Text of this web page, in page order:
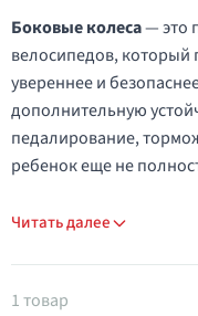
Боковые колеса— это
велосипедов, который
увереннее и
дополнительную
педалирование,
ребенок еще не
Читать далее
Товары в
1 товар